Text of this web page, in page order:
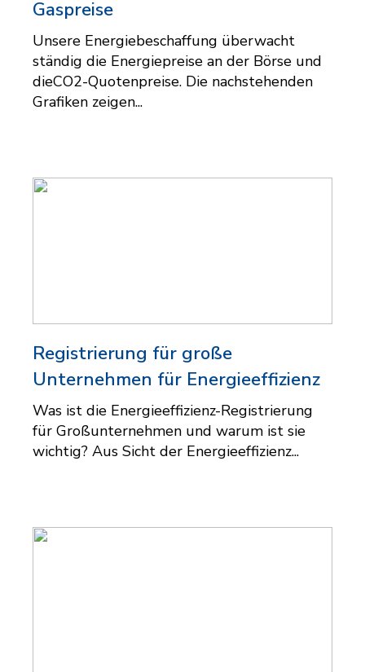
Gaspreise
Unsere Energiebeschaffung überwacht
ständig die Energiepreise an der Börse und
dieCO2-Quotenpreise. Die nachstehenden
Grafiken zeigen...
Registrierung für große
Unternehmen für Energieeffizienz
Was ist die Energieeffizienz-Registrierung
für Großunternehmen und warum ist sie
wichtig? Aus Sicht der Energieeffizienz...